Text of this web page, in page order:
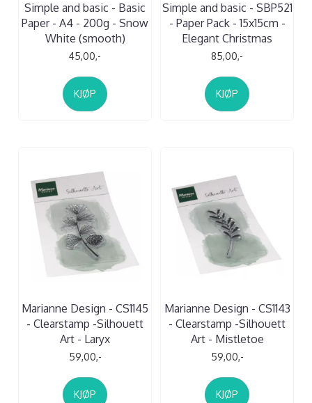
Simple and basic - Basic
Paper - A4 - 200g - Snow
White (smooth)
45,00,-
KJØP
Simple and basic - SBP521
- Paper Pack - 15x15cm -
Elegant Christmas
85,00,-
KJØP
Marianne Design - CS1145
- Clearstamp -Silhouett
Art - Laryx
59,00,-
KJØP
Marianne Design - CS1143
- Clearstamp -Silhouett
Art - Mistletoe
59,00,-
KJØP